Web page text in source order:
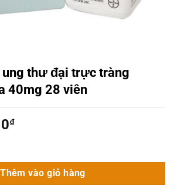
thư đại trực tràng
40mg 28 viên
Giá
39.558.000₫.
0₫Giá
là:
0₫.
đại trực tràng Bayer Stivarga 40mg 28 viên
Thêm vào giỏ hàng